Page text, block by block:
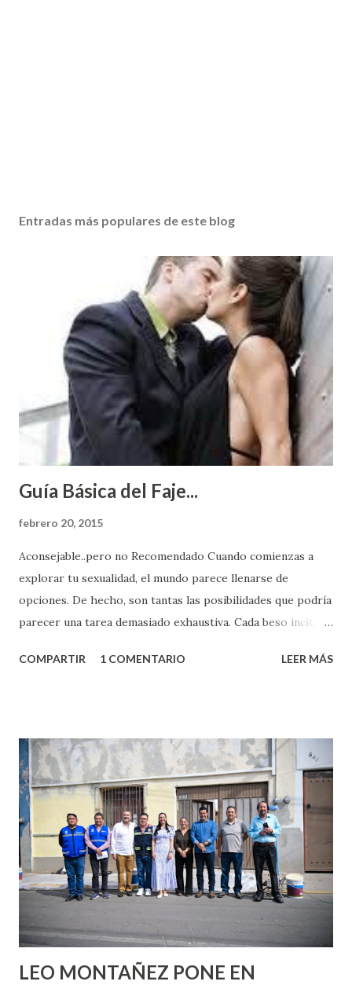
Entradas más populares de este blog
Guía Básica del Faje...
febrero 20, 2015
Aconsejable..pero no Recomendado Cuando comienzas a
explorar tu sexualidad, el mundo parece llenarse de
opciones. De hecho, son tantas las posibilidades que podría
parecer una tarea demasiado exhaustiva. Cada beso incita
partes de ti que jamás hubieras imaginado. El problema es
conoces ni la mitad de lo que deberías saber. Pero incluso
quienes ya han tenido relaciones sexuales no son expertos
o expertas en el tema. Siempre hay algo nuevo que
aprender y nuevas experiencias que conocer. Si eres una
chica y aún no has tenido relaciones sexuales, tal vez
pienses que el sexo será increíble y no puedas esperar para
experimentarlo, pero como cualquier persona con
experiencia te dirá, siempre es mejor cuando ambas partes
son suficientemen...
COMPARTIR 1 COMENTARIO LEER MÁS
LEO MONTAÑEZ PONE EN